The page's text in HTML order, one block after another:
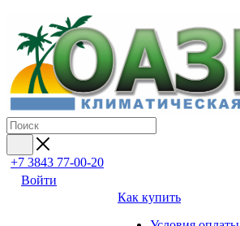
+7 3843 77-00-20
Войти
Как купить